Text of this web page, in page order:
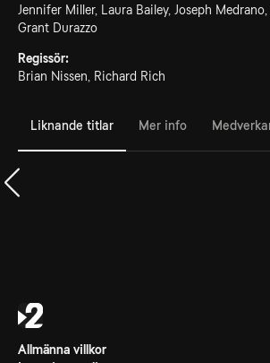
Jennifer Miller, Laura Bailey, Joseph Medrano,
Grant Durazzo
Regissör:
Brian Nissen, Richard Rich
Liknande titlar Mer info
Allmänna villkor